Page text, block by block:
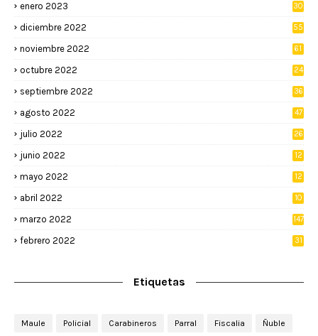
enero 2023 30
diciembre 2022 55
noviembre 2022 61
octubre 2022 24
septiembre 2022 36
agosto 2022 47
julio 2022 26
junio 2022
12
mayo 2022
12
abril 2022
10
marzo 2022 147
febrero 2022 31
Etiquetas
Maule Policial Carabineros Parral Fiscalia Ñuble